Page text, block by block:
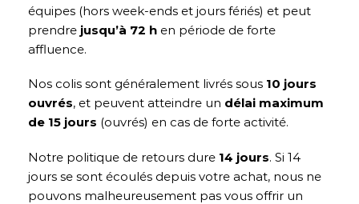
équipes (hors week-ends et jours fériés) et peut
prendre jusqu’à 72 h en période de forte
affluence.
Nos colis sont généralement livrés sous 10 jours
ouvrés, et peuvent atteindre un délai maximum
de 15 jours (ouvrés) en cas de forte activité.
Notre politique de retours dure 14 jours. Si 14
jours se sont écoulés depuis votre achat, nous ne
pouvons malheureusement pas vous offrir un